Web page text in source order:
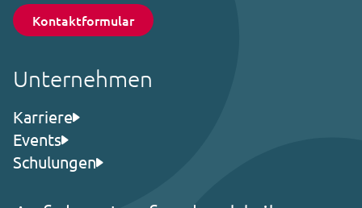
Kontaktformular
Unternehmen
Karriere
Events
Schulungen